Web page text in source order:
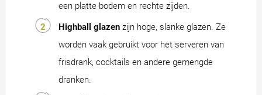
een platte bodem en rechte zijden.
Highball glazen zijn hoge, slanke glazen. Ze
worden vaak gebruikt voor het serveren van
frisdrank, cocktails en andere gemengde
dranken.